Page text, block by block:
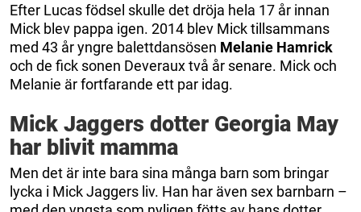
Efter Lucas födsel skulle det dröja hela 17 år innan
Mick blev pappa igen. 2014 blev Mick tillsammans
med 43 år yngre balettdansösen Melanie Hamrick
och de fick sonen Deveraux två år senare. Mick och
Melanie är fortfarande ett par idag.
Mick Jaggers dotter Georgia May
har blivit mamma
Men det är inte bara sina många barn som bringar
lycka i Mick Jaggers liv. Han har även sex barnbarn –